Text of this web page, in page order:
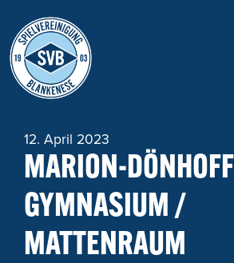
HAUPTNAVIGATION
12. April 2023
MARION-DÖNHOFF
GYMNASIUM /
MATTENRAUM